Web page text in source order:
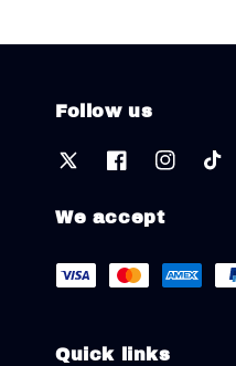
Follow us
We accept
Quick links